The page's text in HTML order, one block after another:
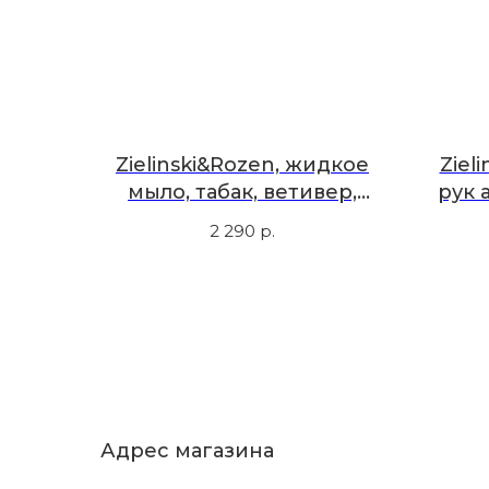
Zielinski&Rozen, жидкое
мыло, табак, ветивер,
амбра, 300 мл
2 290 р.
рук
Адрес магазина